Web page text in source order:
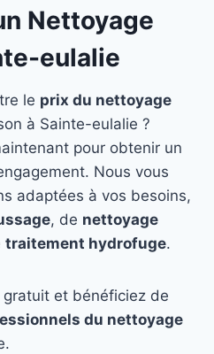
Nettoyage
eulalie
le prix du nettoyage
à Sainte-eulalie ?
pour obtenir un
Nous vous
adaptées à vos besoins,
, de nettoyage
traitement hydrofuge.
et bénéficiez de
du nettoyage